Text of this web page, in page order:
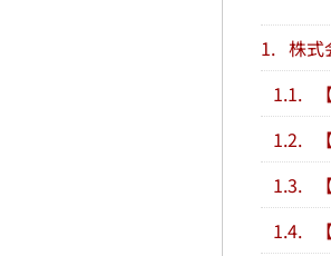
1. 株式
1.1.
1.2.
1.3.
1.4.